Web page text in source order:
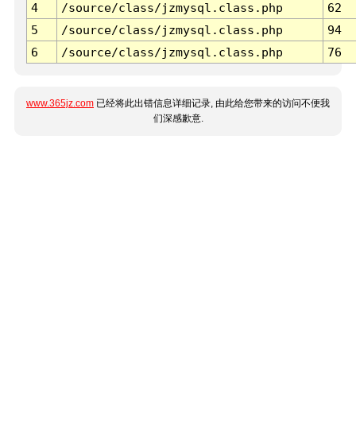
4
/source/class/jzmysql.class.php
62
5
/source/class/jzmysql.class.php
94
6
/source/class/jzmysql.class.php 76
www.365jz.com 已经将此出错信息详细记录, 由此给您带来的访问不便我
们深感歉意.